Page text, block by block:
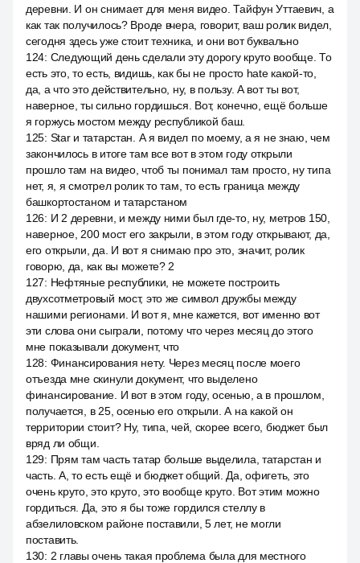
деревни. И он снимает для меня видео. Тайфун Уттаевич, а
как так получилось? Вроде вчера, говорит, ваш ролик видел,
сегодня здесь уже стоит техника, и они вот буквально
124: Следующий день сделали эту дорогу круто вообще. То
есть это, то есть, видишь, как бы не просто hate какой-то,
да, а что это действительно, ну, в пользу. А вот ты вот,
наверное, ты сильно гордишься. Вот, конечно, ещё больше
я горжусь мостом между республикой баш.
125: Star и татарстан. А я видел по моему, а я не знаю, чем
закончилось в итоге там все вот в этом году открыли
прошло там на видео, чтоб ты понимал там просто, ну типа
нет, я, я смотрел ролик то там, то есть граница между
башкортостаном и татарстаном
126: И 2 деревни, и между ними был где-то, ну, метров 150,
наверное, 200 мост его закрыли, в этом году открывают, да,
его открыли, да. И вот я снимаю про это, значит, ролик
говорю, да, как вы можете? 2
127: Нефтяные республики, не можете построить
двухсотметровый мост, это же символ дружбы между
нашими регионами. И вот я, мне кажется, вот именно вот
эти слова они сыграли, потому что через месяц до этого
мне показывали документ, что
128: Финансирования нету. Через месяц после моего
отъезда мне скинули документ, что выделено
финансирование. И вот в этом году, осенью, а в прошлом,
получается, в 25, осенью его открыли. А на какой он
территории стоит? Ну, типа, чей, скорее всего, бюджет был
вряд ли общи.
129: Прям там часть татар больше выделила, татарстан и
часть. А, то есть ещё и бюджет общий. Да, офигеть, это
очень круто, это круто, это вообще круто. Вот этим можно
гордиться. Да, это я бы тоже гордился стеллу в
абзелиловском районе поставили, 5 лет, не могли
поставить.
130: 2 главы очень такая проблема была для местного